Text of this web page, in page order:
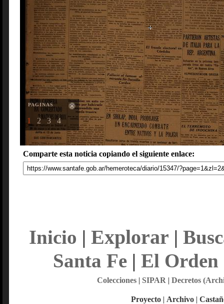
PAGINAS
1 2 3 4
Comparte esta noticia copiando el siguiente enlace:
Inicio | Explorar |
Santa Fe| El Orden
Colecciones| SIPAR | Decretos
Proyecto | Archivo |